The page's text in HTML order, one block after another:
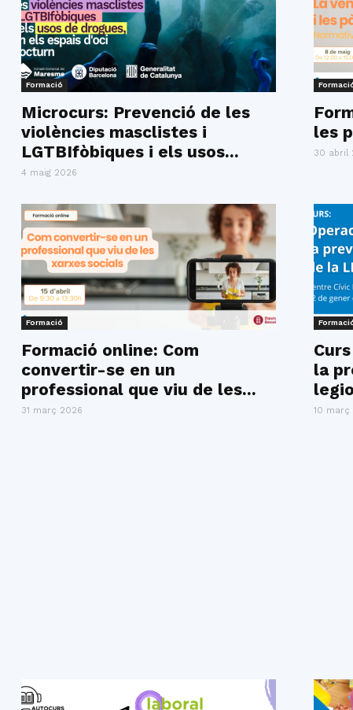
Formació
Microcurs: Prevenció de les
violències masclistes i
LGTBIfòbiques i els usos...
4 maig 2026
les
30 abril
Formació
Formació online: Com
convertir-se en un
professional que viu de les...
31 març 2026
la
10 març